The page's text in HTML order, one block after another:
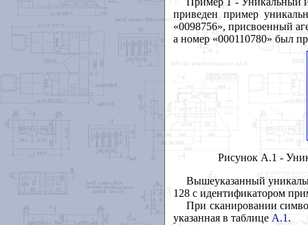
приведен пример
«0098756», присвоенный
а номер «000110780» был
Рисунок А.1 -
Вышеуказанный
128 с идентификатором
При сканировании
указанная в таблице А.1 .